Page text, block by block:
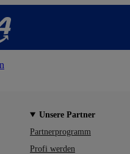
Unsere Partner
Partnerprogramm
Profi werden